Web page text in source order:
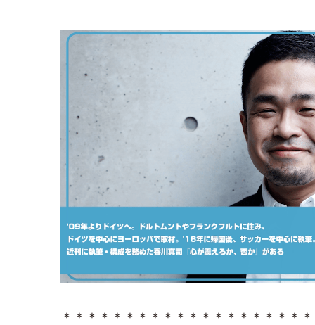
＊＊＊＊＊＊＊＊＊＊＊＊＊＊＊＊＊＊＊